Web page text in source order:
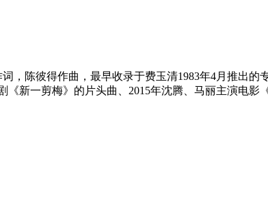
，陈彼得作曲，最早收录于费玉清1983年4月推出
新一剪梅》的片头曲、2015年沈腾、马丽主演电